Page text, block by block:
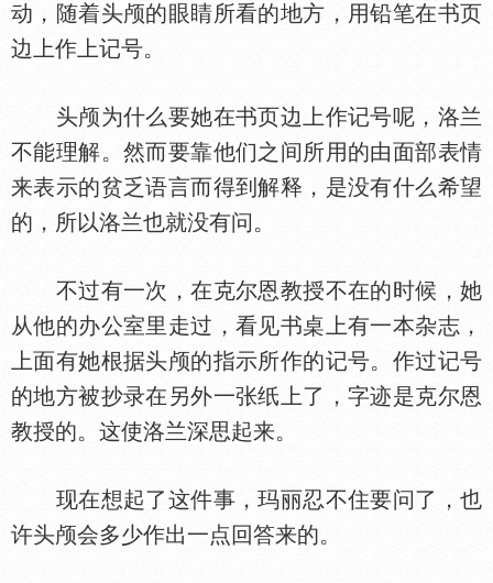
动，随着头颅的眼睛所看的地方，用铅笔在书页
边上作上记号。
头颅为什么要她在书页边上作记号呢，洛兰
不能理解。然而要靠他们之间所用的由面部表情
来表示的贫乏语言而得到解释，是没有什么希望
的，所以洛兰也就没有问。
不过有一次，在克尔恩教授不在的时候，她
从他的办公室里走过，看见书桌上有一本杂志，
上面有她根据头颅的指示所作的记号。作过记号
的地方被抄录在另外一张纸上了，字迹是克尔恩
教授的。这使洛兰深思起来。
现在想起了这件事，玛丽忍不住要问了，也
许头颅会多少作出一点回答来的。